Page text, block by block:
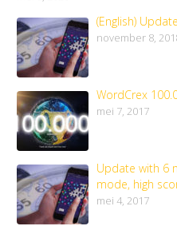
(English)
november 8,
WordCrex
mei 7, 2017
Update with 6
mode, high
mei 4, 2017